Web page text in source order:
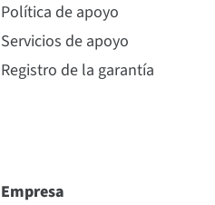
Política de apoyo
Servicios de apoyo
Registro de la garantía
Empresa